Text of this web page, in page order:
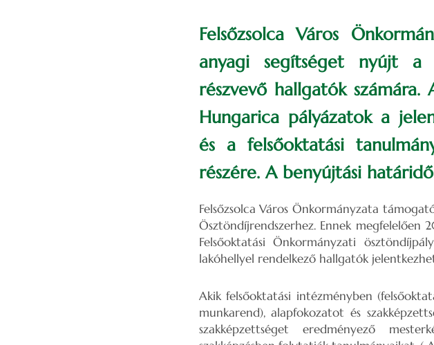
Felsőzsolca Város
anyagi segítséget nyújt a
részvevő hallgatók
Hungarica pályázatok a
és a felsőoktatási
részére. A benyújtási
Felsőzsolca Város Önkormányzata
Ösztöndíjrendszerhez. Ennek
Felsőoktatási Önkormányzati
lakóhellyel rendelkező hallgatók
Akik felsőoktatási intézményben
munkarend), alapfokozatot és
szakképzettséget eredményező